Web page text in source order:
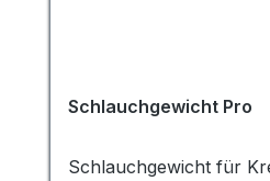
Schlauchgewicht Pro
Schlauchgewicht für